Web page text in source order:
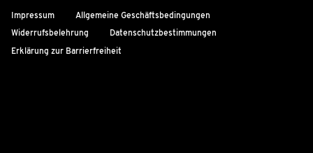
Impressum Allgemeine Geschäftsbedingungen
Widerrufsbelehrung Datenschutzbestimmungen
Erklärung zur Barrierfreiheit